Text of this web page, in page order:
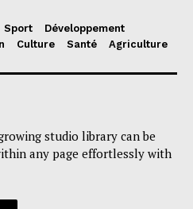
Sport
Développement
Culture Santé Agriculture
studio library can be
any page effortlessly with